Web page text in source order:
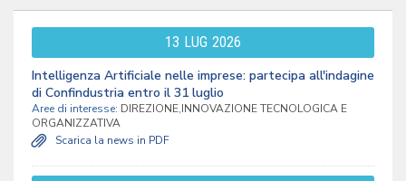
13 LUG 2026
Intelligenza Artificiale nelle imprese: partecipa all'indagine
di Confindustria entro il 31 luglio
Aree di interesse: DIREZIONE,INNOVAZIONE TECNOLOGICA E
ORGANIZZATIVA
Scarica la news in PDF